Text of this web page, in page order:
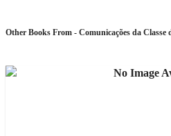
Other Books From - Comunicações da Classe